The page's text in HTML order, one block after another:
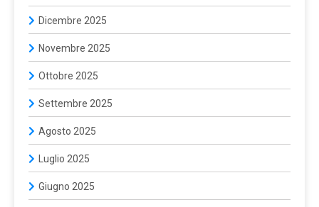
Dicembre 2025
Novembre 2025
Ottobre 2025
Settembre 2025
Agosto 2025
Luglio 2025
Giugno 2025